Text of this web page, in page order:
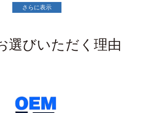
さらに表示
選びいただく理由